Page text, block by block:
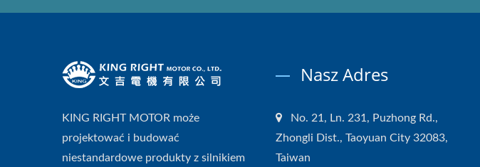
KING RIGHT MOTOR może
projektować i budować
niestandardowe produkty z silnikiem
Nasz Adres
No. 21, Ln. 231, Puzhong Rd.,
Zhongli Dist., Taoyuan City 32083,
Taiwan